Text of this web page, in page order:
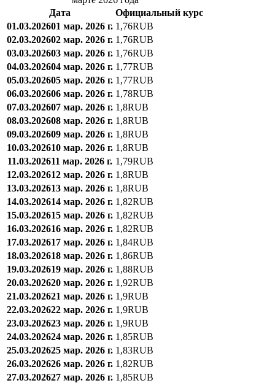
Дата
Официальный курс
01.03.202601 мар. 2026 г. 1,76RUB
02.03.202602 мар. 2026 г. 1,76RUB
03.03.202603 мар. 2026 г. 1,76RUB
04.03.202604 мар. 2026 г. 1,77RUB
05.03.202605 мар. 2026 г. 1,77RUB
06.03.202606 мар. 2026 г. 1,78RUB
07.03.202607 мар. 2026 г. 1,8RUB
08.03.202608 мар. 2026 г. 1,8RUB
09.03.202609 мар. 2026 г. 1,8RUB
10.03.202610 мар. 2026 г. 1,8RUB
11.03.202611 мар. 2026 г. 1,79RUB
12.03.202612 мар. 2026 г. 1,8RUB
13.03.202613 мар. 2026 г. 1,8RUB
14.03.202614 мар. 2026 г. 1,82RUB
15.03.202615 мар. 2026 г. 1,82RUB
16.03.202616 мар. 2026 г. 1,82RUB
17.03.202617 мар. 2026 г. 1,84RUB
18.03.202618 мар. 2026 г. 1,86RUB
19.03.202619 мар. 2026 г. 1,88RUB
20.03.202620 мар. 2026 г. 1,92RUB
21.03.202621 мар. 2026 г. 1,9RUB
22.03.202622 мар. 2026 г. 1,9RUB
23.03.202623 мар. 2026 г. 1,9RUB
24.03.202624 мар. 2026 г. 1,85RUB
25.03.202625 мар. 2026 г. 1,83RUB
26.03.202626 мар. 2026 г. 1,82RUB
27.03.202627 мар. 2026 г. 1,85RUB